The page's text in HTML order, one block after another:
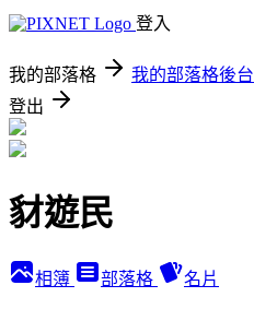
登入
我的部落格 我的部落格後台
登出
豺遊民
相簿 部落格 名片